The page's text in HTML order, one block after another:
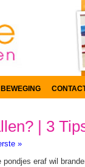
| 3
»
pondjes eraf wil